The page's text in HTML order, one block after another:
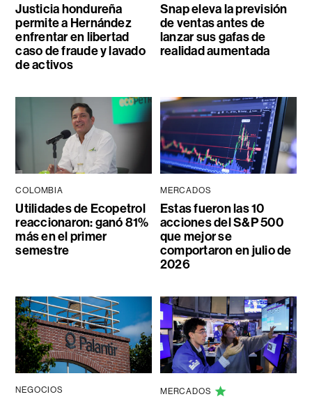
Justicia hondureña
permite a Hernández
enfrentar en libertad
caso de fraude y lavado
de activos
Snap eleva la previsión
de ventas antes de
lanzar sus gafas de
realidad aumentada
COLOMBIA
Utilidades de Ecopetrol
reaccionaron: ganó 81%
más en el primer
semestre
MERCADOS
Estas fueron las 10
acciones del S&P 500
que mejor se
comportaron en julio de
2026
NEGOCIOS MERCADOS